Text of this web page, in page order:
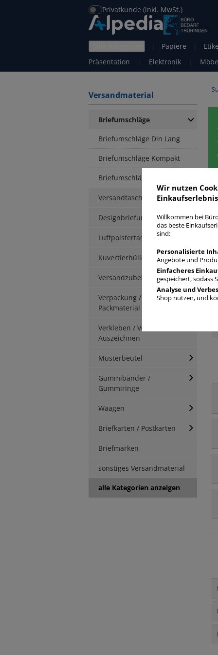
Privatkunde (inkl. MwSt.)
| Papiere |
Präsentation
| Elektronik |
Versandmaterial
Briefumschläge
Briefumschläge Din Lang
Briefumschläge Kompakt
Briefumschläge C6
Versandtaschen
Designbriefumschläge
Luftpolstertaschen
Kuvertierhüllen
Versandzubehör
Verpackung / Kartonage /
Packmaterial
Verkleben / Verschnüren /
Auszeichnen
Musterbeutel
Gummibänder /
Gummiringe
Waagen
Briefkarten / Postkarten
Briefmarken
sonstiges Versandmaterial
alle Kategorien anzeigen
Wir nutzen
Willkommen bei
das beste
sind:
Personalisierte
Angebote und
Einfacheres
gespeichert, sodass
Analyse und
Shop nutzen, und